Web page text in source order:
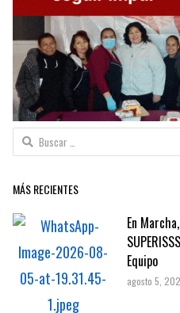
Buscar:
MÁS RECIENTES
En
Equipo
agosto 5,